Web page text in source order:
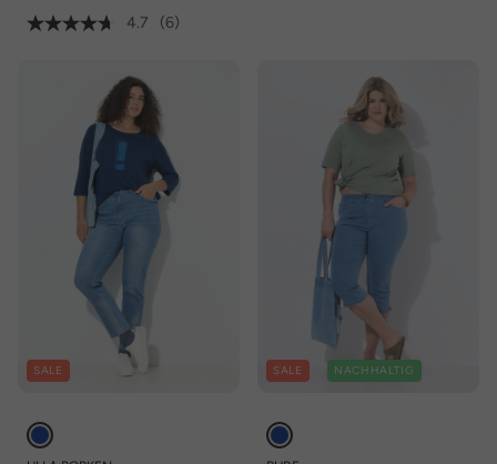
4.7
(6)
SALE SALE NACHHALTIG